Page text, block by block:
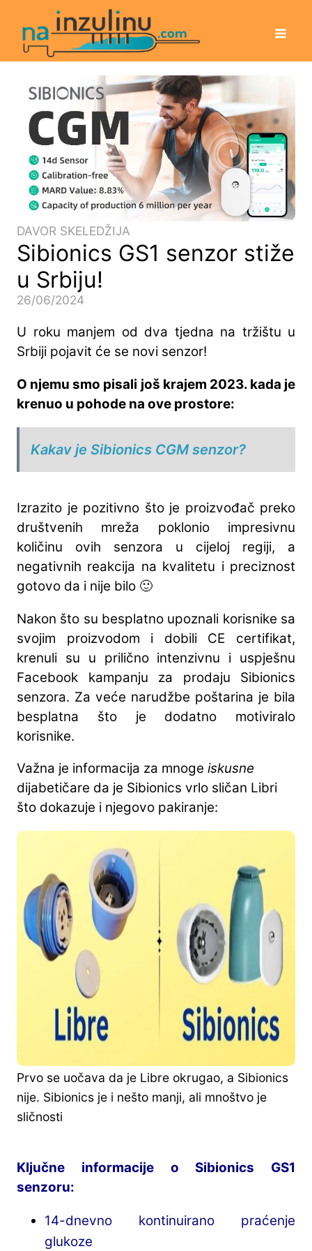
DAVOR SKELEDŽIJA
Sibionics GS1 senzor stiže
u Srbiju!
26/06/2024
U roku manjem od dva tjedna na tržištu u
Srbiji pojavit će se novi senzor!
O njemu smo pisali još krajem 2023. kada je
krenuo u pohode na ove prostore:
Kakav je Sibionics CGM senzor?
Izrazito je pozitivno što je proizvođač preko
društvenih mreža poklonio impresivnu
količinu ovih senzora u cijeloj regiji, a
negativnih reakcija na kvalitetu i preciznost
gotovo da i nije bilo 🙂
Nakon što su besplatno upoznali korisnike sa
svojim proizvodom i dobili CE certifikat,
krenuli su u prilično intenzivnu i uspješnu
Facebook kampanju za prodaju Sibionics
senzora. Za veće narudžbe poštarina je bila
besplatna što je dodatno motiviralo
korisnike.
Važna je informacija za mnoge iskusne
dijabetičare da je Sibionics vrlo sličan Libri
što dokazuje i njegovo pakiranje:
Prvo se uočava da je Libre okrugao, a Sibionics
nije. Sibionics je i nešto manji, ali mnoštvo je
sličnosti
Ključne informacije o Sibionics GS1
senzoru:
14-dnevno kontinuirano praćenje
glukoze